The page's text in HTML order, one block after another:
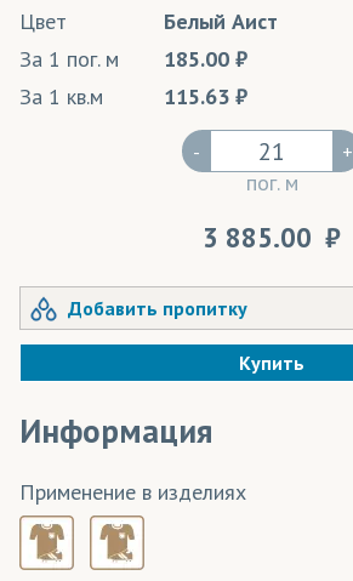
Цвет
Белый Аист
За 1 пог. м
185.00
За 1 кв.м
115.63
-
пог. м
+
3 885.00
Добавить пропитку
Купить
Информация
Применение в изделиях